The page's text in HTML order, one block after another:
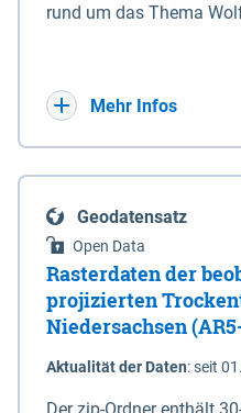
vor Sturmfluten, zu
Eigenschaft eines
die Deichbehörde durch
rund um das Thema
sowie Status der
laufenden Monitoringjahr.
Mehr Infos
Geodatensatz
Open Data
Rasterdaten der
projizierten
Niedersachsen
Aktualität der Daten:seit